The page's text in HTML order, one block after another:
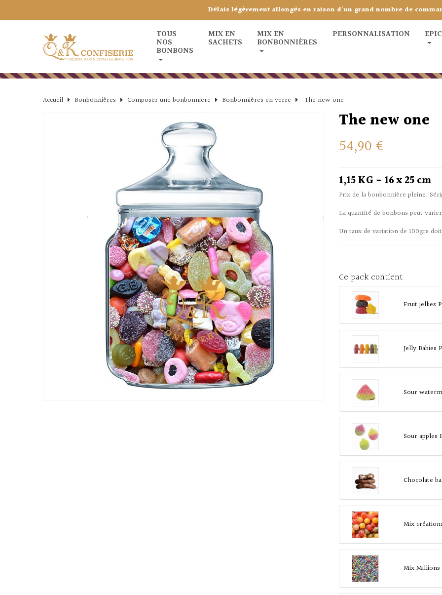
Délais légèrement allongés en raison d'un grand nombre de
TOUS
NOS
BONBONS
MIX EN
SACHETS
MIX EN
BONBONNIÈRES
PERSONNALISATION
Accueil Bonbonnières Composer une bonbonniere Bonbonnières en verre The new one
The new one
54,90 €
1,15 KG - 16 x 25 cm
Prix de la bonbonnière pleine.
La quantité de bonbons peut
Un taux de variation de 100grs
Ce pack contient
Fruit jellies
Jelly Babies
Sour
Sour apples
Chocolate
Mix
Mix Millions